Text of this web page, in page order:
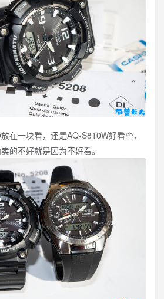
一块看，还是AQ-S810W好看些，
的不好就是因为不好看。